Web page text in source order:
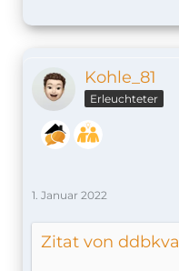
Kohle_81
Erleuchteter
1. Januar 2022
Zitat von ddbkva